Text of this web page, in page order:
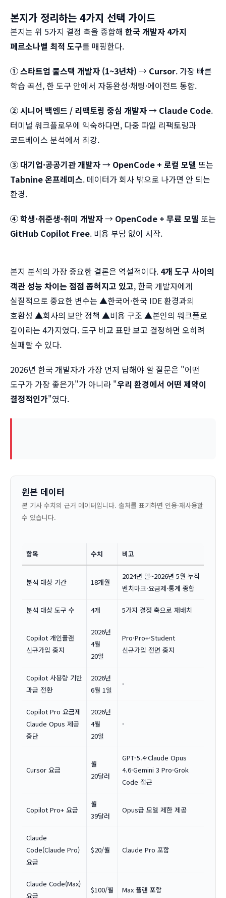
본지가 정리하는 4가지 선택 가이드
본지는 위 5가지 결정 축을 종합해 한국 개발자 4가지
페르소나별 최적 도구를 매핑한다.
① 스타트업 풀스택 개발자 (1~3년차) → Cursor. 가장 빠른
학습 곡선, 한 도구 안에서 자동완성·채팅·에이전트 통합.
② 시니어 백엔드 / 리팩토링 중심 개발자→ Claude Code.
터미널 워크플로우에 익숙하다면, 다중 파일 리팩토링과
코드베이스 분석에서 최강.
③ 대기업·공공기관 개발자→ OpenCode + 로컬 모델 또는
Tabnine 온프레미스. 데이터가 회사 밖으로 나가면 안 되는
환경.
④ 학생·취준생·취미 개발자→ OpenCode + 무료 모델 또는
GitHub Copilot Free. 비용 부담 없이 시작.
본지 분석의 가장 중요한 결론은 역설적이다. 4개 도구 사이의
객관 성능 차이는 점점 좁혀지고 있고, 한국 개발자에게
실질적으로 중요한 변수는 ▲한국어·한국 IDE 환경과의
호환성 ▲회사의 보안 정책 ▲비용 구조 ▲본인의 워크플로
깊이라는 4가지였다. 도구 비교 표만 보고 결정하면 오히려
실패할 수 있다.
2026년 한국 개발자가 가장 먼저 답해야 할 질문은 "어떤
도구가 가장 좋은가"가 아니라 "우리 환경에서 어떤 제약이
결정적인가"였다.
원본 데이터
본 기사 수치의 근거 데이터입니다. 출처를 표기하면 인용·재사용할
수 있습니다.
항목 수치 비고
분석 대상 기간 18개월
2024년 말~2026년 5월 누적
벤치마크·요금제·통계 종합
분석 대상 도구 수 4개 5가지 결정 축으로 재배치
Copilot 개인플랜
신규가입 중지
2026년
4월
20일
Pro·Pro+·Student
신규가입 전면 중지
Copilot 사용량 기반
과금 전환
2026년
6월 1일
-
Copilot Pro 요금제
Claude Opus 제공
중단
2026년
4월
20일
-
Cursor 요금
월
20달러
GPT-5.4·Claude Opus
4.6·Gemini 3 Pro·Grok
Code 접근
Copilot Pro+ 요금
월
39달러
Opus급 모델 제한 제공
Claude
Code(Claude Pro)
요금
$20/월 Claude Pro 포함
Claude Code(Max)
요금
$100/월 Max 플랜 포함